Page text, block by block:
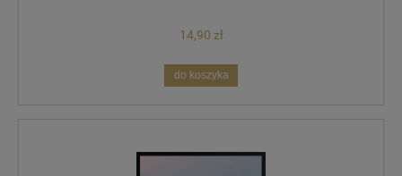
14,90 zł
do koszyka